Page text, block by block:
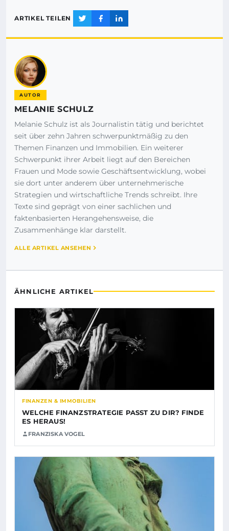
ARTIKEL TEILEN
AUTOR
MELANIE SCHULZ
Melanie Schulz ist als Journalistin tätig und berichtet
seit über zehn Jahren schwerpunktmäßig zu den
Themen Finanzen und Immobilien. Ein weiterer
Schwerpunkt ihrer Arbeit liegt auf den Bereichen
Frauen und Mode sowie Geschäftsentwicklung, wobei
sie dort unter anderem über unternehmerische
Strategien und wirtschaftliche Trends schreibt. Ihre
Texte sind geprägt von einer sachlichen und
faktenbasierten Herangehensweise, die
Zusammenhänge klar darstellt.
ALLE ARTIKEL ANSEHEN
ÄHNLICHE ARTIKEL
FINANZEN & IMMOBILIEN
WELCHE FINANZSTRATEGIE PASST ZU DIR? FINDE
ES HERAUS!
FRANZISKA VOGEL